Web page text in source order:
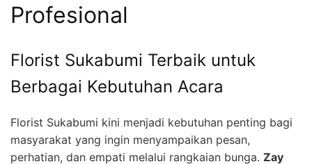
Profesional
Florist Sukabumi Terbaik untuk
Berbagai Kebutuhan Acara
Florist Sukabumi kini menjadi kebutuhan penting bagi
masyarakat yang ingin menyampaikan pesan,
perhatian, dan empati melalui rangkaian bunga. Zay